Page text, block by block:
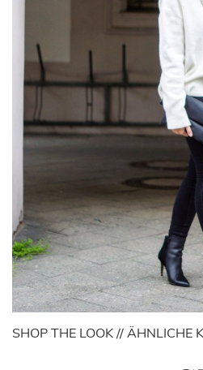
SHOP THE LOOK // ÄHNLICHE